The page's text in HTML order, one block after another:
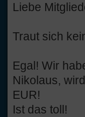
Liebe
Traut sich
Egal! Wir
Nikolaus,
EUR!
Ist das toll!